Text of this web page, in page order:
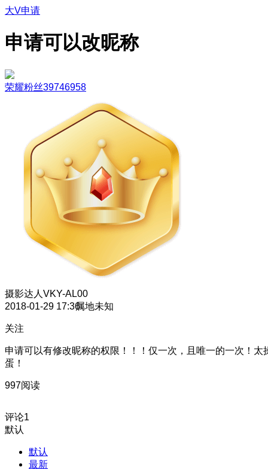
大V申请
申请可以改昵称
荣耀粉丝39746958
摄影达人 VKY-AL00
2018-01-29 17:36属地未知
关注
申请可以有修改昵称的权限！！！仅一次，且唯一的一次！太
蛋！
997阅读
评论1
默认
默认
最新